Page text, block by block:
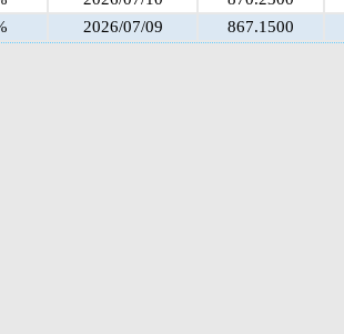
2026/07/09 867.1500